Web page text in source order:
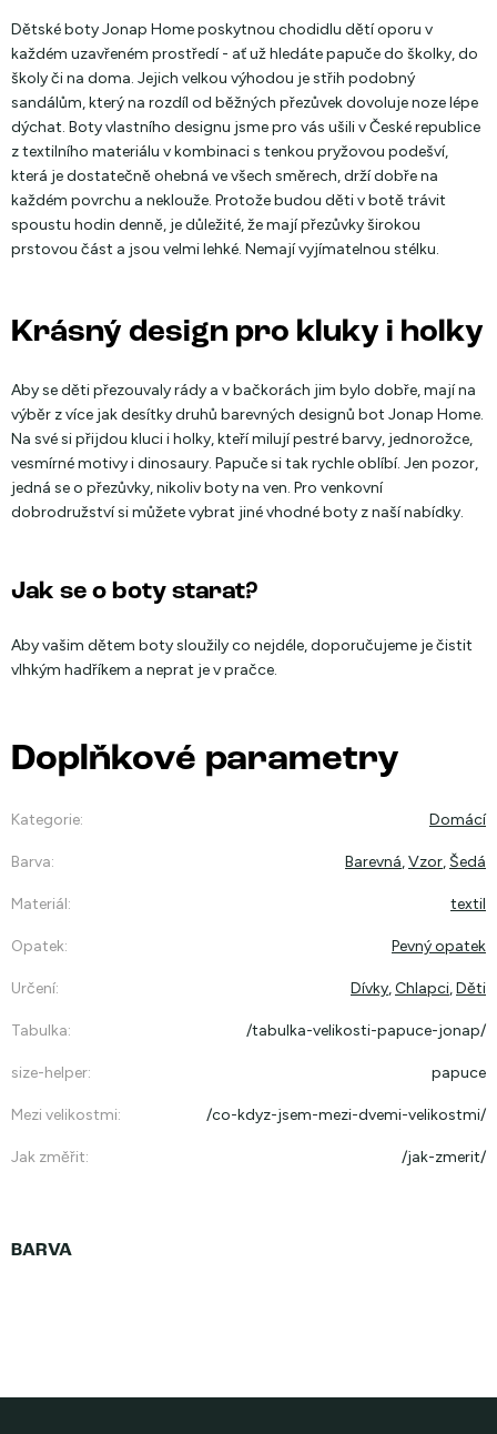
Dětské boty Jonap Home poskytnou chodidlu dětí oporu v
každém uzavřeném prostředí - ať už hledáte papuče do školky, do
školy či na doma. Jejich velkou výhodou je střih podobný
sandálům, který na rozdíl od běžných přezůvek dovoluje noze lépe
dýchat. Boty vlastního designu jsme pro vás ušili v České republice
z textilního materiálu v kombinaci s tenkou pryžovou podešví,
která je dostatečně ohebná ve všech směrech, drží dobře na
každém povrchu a neklouže. Protože budou děti v botě trávit
spoustu hodin denně, je důležité, že mají přezůvky širokou
prstovou část a jsou velmi lehké. Nemají vyjímatelnou stélku.
Krásný design pro kluky i holky
Aby se děti přezouvaly rády a v bačkorách jim bylo dobře, mají na
výběr z více jak desítky druhů barevných designů bot Jonap Home.
Na své si přijdou kluci i holky, kteří milují pestré barvy, jednorožce,
vesmírné motivy i dinosaury. Papuče si tak rychle oblíbí. Jen pozor,
jedná se o přezůvky, nikoliv boty na ven. Pro venkovní
dobrodružství si můžete vybrat jiné vhodné boty z naší nabídky.
Jak se o boty starat?
Aby vašim dětem boty sloužily co nejdéle, doporučujeme je čistit
vlhkým hadříkem a neprat je v pračce.
Doplňkové parametry
Kategorie: Domácí
Barva: Barevná,Vzor, Šedá
Materiál: textil
Opatek: Pevný opatek
Určení: Dívky,Chlapci,Děti
Tabulka: /tabulka-velikosti-papuce-jonap/
size-helper: papuce
Mezi velikostmi: /co-kdyz-jsem-mezi-dvemi-velikostmi/
Jak změřit: /jak-zmerit/